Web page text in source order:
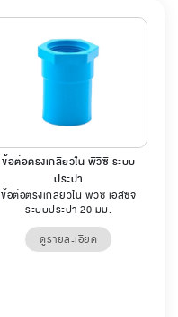
ข้อต่อตรงเกลียวใน พีวีซี ระบบ
ประปา
ข้อต่อตรงเกลียวใน พีวีซี เอสซีจี
ระบบประปา 20 มม.
ดูรายละเอียด